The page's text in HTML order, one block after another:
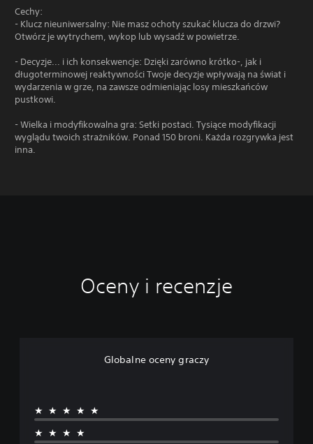
Cechy:
- Klucz nieuniwersalny: Nie masz ochoty szukać klucza do drzwi?
Otwórz je wytrychem, wykop lub wysadź w powietrze.
- Decyzje... i ich konsekwencje: Dzięki zarówno krótko-, jak i
długoterminowej reaktywności Twoje decyzje wpływają na świat i
wydarzenia w grze, na zawsze odmieniając losy mieszkańców
pustkowi.
- Wielka i modyfikowalna gra: Setki postaci. Tysiące modyfikacji
wyglądu twoich strażników. Ponad 150 broni. Każda rozgrywka jest
inna.
Oceny i recenzje
Globalne oceny graczy
★★★★★
★★★★